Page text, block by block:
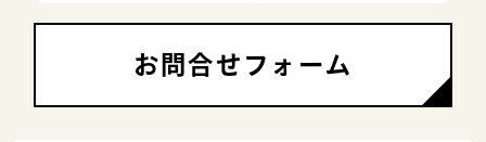
お問合せフォーム